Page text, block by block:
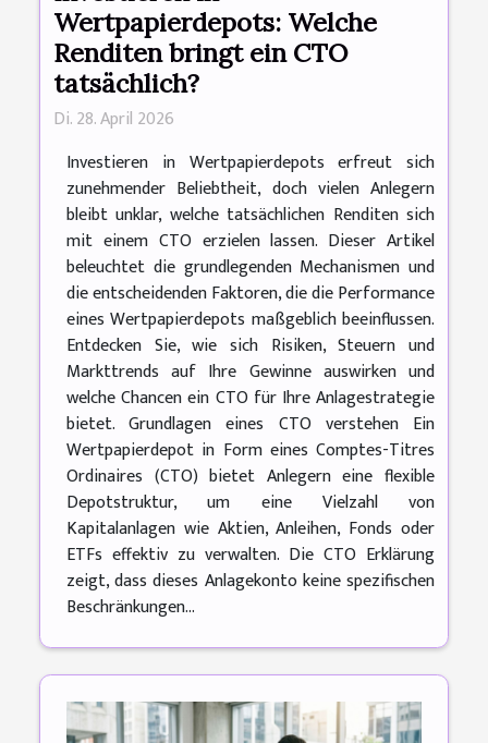
Wertpapierdepots: Welche
Renditen bringt ein CTO
tatsächlich?
Di. 28. April 2026
Investieren in Wertpapierdepots erfreut sich
zunehmender Beliebtheit, doch vielen Anlegern
bleibt unklar, welche tatsächlichen Renditen sich
mit einem CTO erzielen lassen. Dieser Artikel
beleuchtet die grundlegenden Mechanismen und
die entscheidenden Faktoren, die die Performance
eines Wertpapierdepots maßgeblich beeinflussen.
Entdecken Sie, wie sich Risiken, Steuern und
Markttrends auf Ihre Gewinne auswirken und
welche Chancen ein CTO für Ihre Anlagestrategie
bietet. Grundlagen eines CTO verstehen Ein
Wertpapierdepot in Form eines Comptes-Titres
Ordinaires (CTO) bietet Anlegern eine flexible
Depotstruktur, um eine Vielzahl von
Kapitalanlagen wie Aktien, Anleihen, Fonds oder
ETFs effektiv zu verwalten. Die CTO Erklärung
zeigt, dass dieses Anlagekonto keine spezifischen
Beschränkungen...